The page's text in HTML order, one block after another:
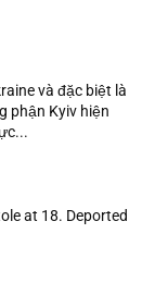
và đặc biệt là
phận Kyiv hiện
at 18. Deported